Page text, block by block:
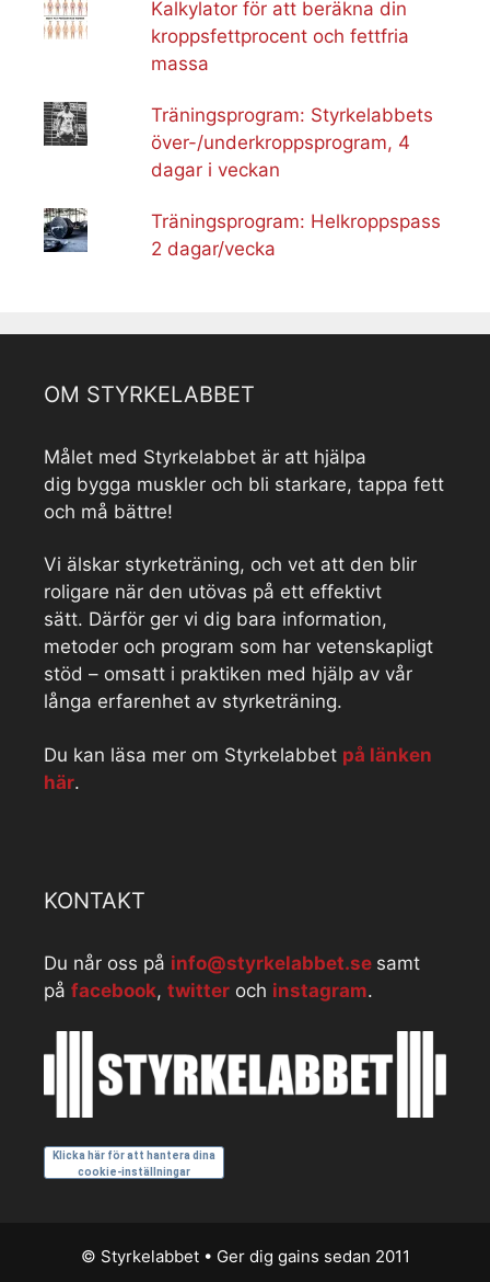
Kalkylator för att beräkna din
kroppsfettprocent och fettfria
massa
Träningsprogram: Styrkelabbets
över-/underkroppsprogram, 4
dagar i veckan
Träningsprogram: Helkroppspass
2 dagar/vecka
OM STYRKELABBET
Målet med Styrkelabbet är att hjälpa
dig bygga muskler och bli starkare, tappa fett
och må bättre!
Vi älskar styrketräning, och vet att den blir
roligare när den utövas på ett effektivt
sätt. Därför ger vi dig bara information,
metoder och program som har vetenskapligt
stöd – omsatt i praktiken med hjälp av vår
långa erfarenhet av styrketräning.
Du kan läsa mer om Styrkelabbet på länken
här.
KONTAKT
Du når oss på info@styrkelabbet.se samt
på facebook, twitter och instagram.
Klicka här för att hantera dina
cookie-inställningar
© Styrkelabbet • Ger dig gains sedan 2011